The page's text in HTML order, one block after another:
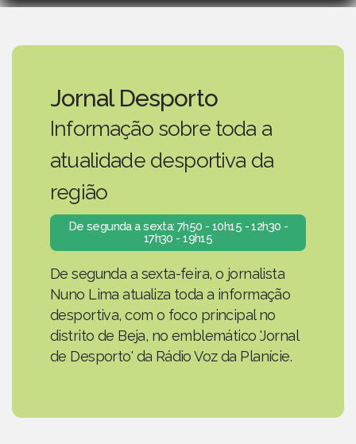
Jornal Desporto
Informação sobre toda a
atualidade desportiva da
região
De segunda a sexta: 7h50 - 10h15 - 12h30 -
17h30 - 19h15
De segunda a sexta-feira, o jornalista
Nuno Lima atualiza toda a informação
desportiva, com o foco principal no
distrito de Beja, no emblemático 'Jornal
de Desporto' da Rádio Voz da Planície.